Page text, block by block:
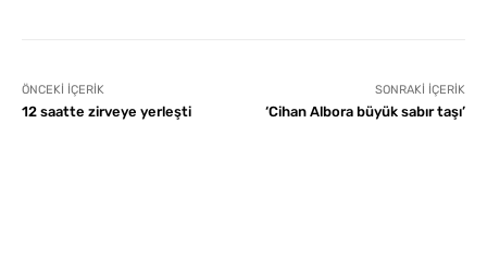
ÖNCEKI İÇERIK
12 saatte zirveye yerleşti
SONRAKI İÇERIK
‘Cihan Albora büyük sabır taşı’